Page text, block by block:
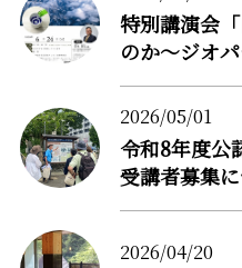
特別講演会
のか～ジオ
令和8年度公
受講者募集
2026/05/01
more
2026/04/20
more